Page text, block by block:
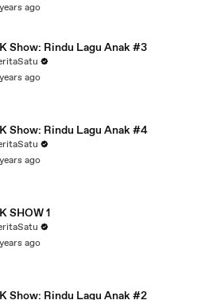
ago
Show: Rindu Lagu Anak #3
ago
Show: Rindu Lagu Anak #4
ago
SHOW 1
ago
Show: Rindu Lagu Anak #2